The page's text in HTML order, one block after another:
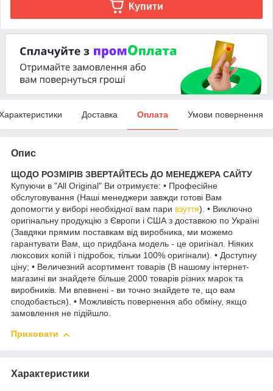
Купити
Доставка Оплата Умови повернення
Опис
ЩОДО РОЗМІРІВ ЗВЕРТАЙТЕСЬ ДО МЕНЕДЖЕРА САЙТУ
Купуючи в "All Original" Ви отримуєте: • Професійне
обслуговування (Наші менеджери завжди готові Вам
допомогти у виборі необхідної вам пари взуття). • Виключно
оригінальну продукцію з Європи і США з доставкою по Україні
(Завдяки прямим поставкам від виробника, ми можемо
гарантувати Вам, що придбана модель - це оригінал. Ніяких
люксових копій і підробок, тільки 100% оригінали). • Доступну
ціну; • Величезний асортимент товарів (В нашому інтернет-
магазині ви знайдете більше 2000 товарів різних марок та
виробників. Ми впевнені - ви точно знайдете те, що вам
сподобається). • Можливість повернення або обміну, якщо
замовлення не підійшло.
Приховати
Характеристики